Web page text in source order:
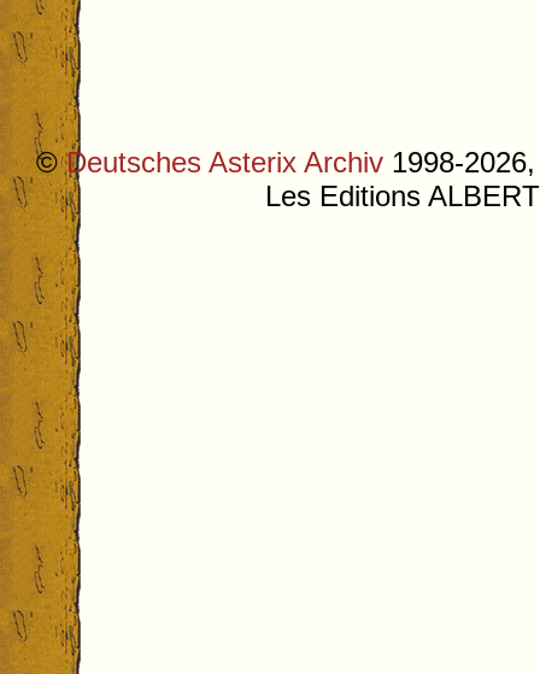
©Deutsches Asterix Archiv 1998-
Les Editions